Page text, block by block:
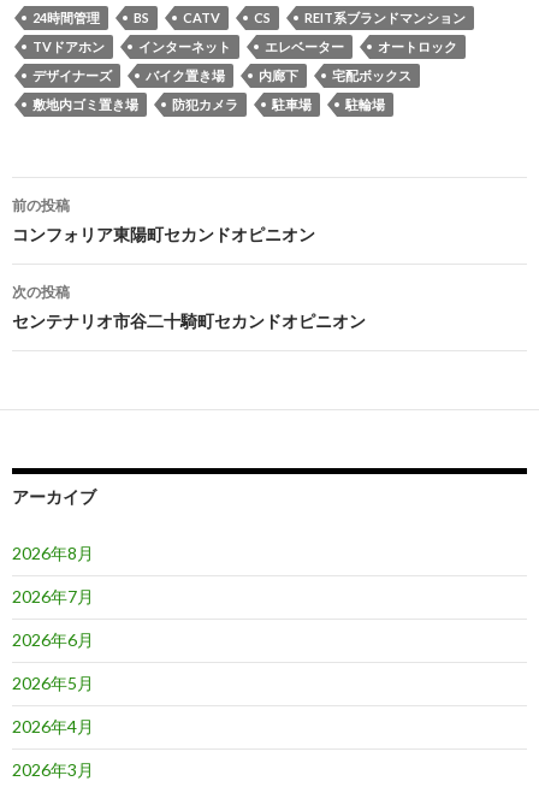
24時間管理 BS CATV CS
REIT系ブランドマンション
TVドアホン
インターネット エレベーター
オートロック
デザイナーズ
バイク置き場 内廊下
宅配ボックス
敷地内ゴミ置き場
防犯カメラ 駐車場 駐輪場
投
稿
ナ
ビ
ゲ
ー
ョ
前の投稿
コンフォリア東陽町セカンドオピニオン
次の投稿
センテナリオ市谷二十騎町セカンドオピニオン
アーカイブ
2026年8月
2026年7月
2026年6月
2026年5月
2026年4月
2026年3月